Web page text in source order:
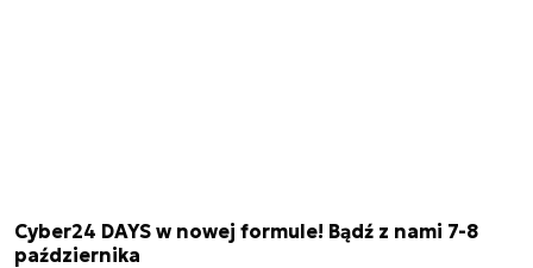
Cyber24 DAYS w nowej formule! Bądź z nami 7-8
października